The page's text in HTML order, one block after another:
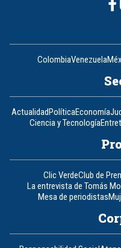
ColombiaVenezuela
ActualidadPolíticaEconomía
Ciencia y Tecnología
Clic VerdeClub de
La entrevista de Tomás
Mesa de periodistas